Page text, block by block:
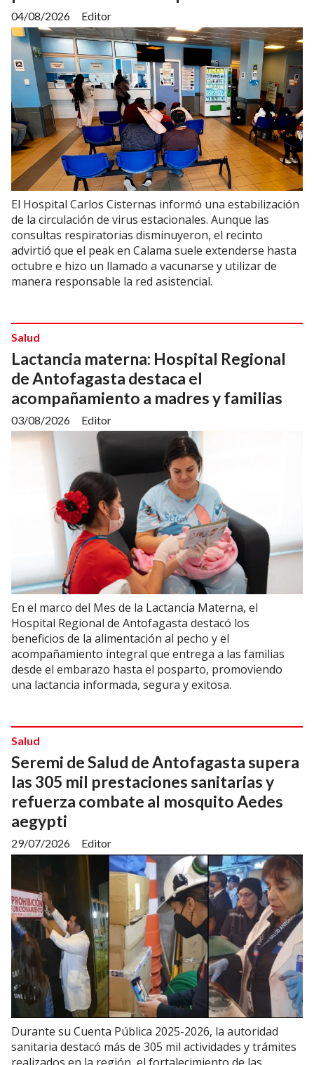
Editor
04/08/2026
El Hospital Carlos Cisternas informó una estabilización
de la circulación de virus estacionales. Aunque las
consultas respiratorias disminuyeron, el recinto
advirtió que el peak en Calama suele extenderse hasta
octubre e hizo un llamado a vacunarse y utilizar de
manera responsable la red asistencial.
Lactancia materna: Hospital Regional
de Antofagasta destaca el
acompañamiento a madres y familias
Editor
Salud
03/08/2026
En el marco del Mes de la Lactancia Materna, el
Hospital Regional de Antofagasta destacó los
beneficios de la alimentación al pecho y el
acompañamiento integral que entrega a las familias
desde el embarazo hasta el posparto, promoviendo
una lactancia informada, segura y exitosa.
Seremi de Salud de Antofagasta supera
las 305 mil prestaciones sanitarias y
refuerza combate al mosquito Aedes
aegypti
Editor
Salud
29/07/2026
Durante su Cuenta Pública 2025-2026, la autoridad
sanitaria destacó más de 305 mil actividades y trámites